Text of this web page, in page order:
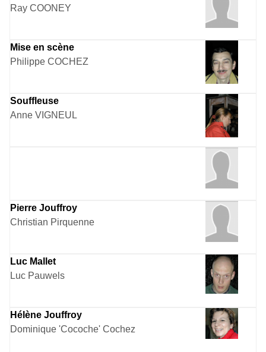
Ray COONEY
Mise en scène
Philippe COCHEZ
Souffleuse
Anne VIGNEUL
Pierre Jouffroy
Christian Pirquenne
Luc Mallet
Luc Pauwels
Hélène Jouffroy
Dominique 'Cocoche' Cochez